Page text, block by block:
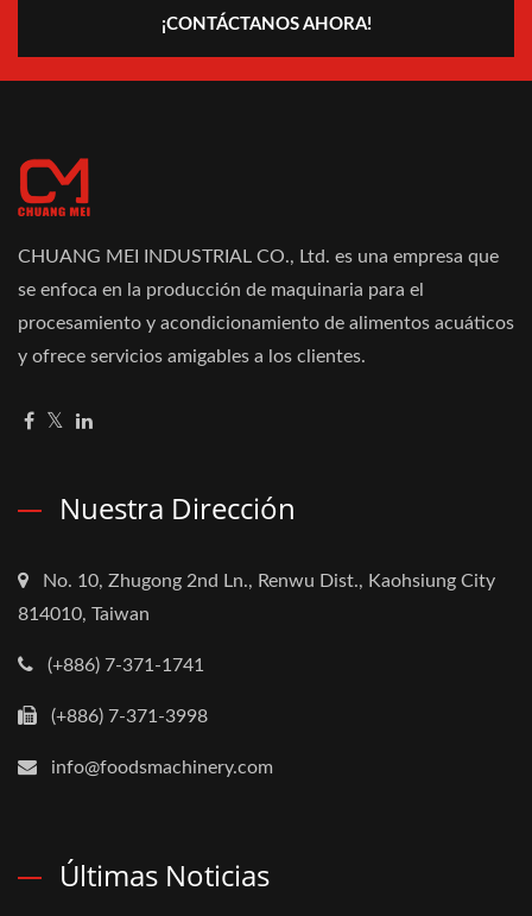
¡CONTÁCTANOS AHORA!
CHUANG MEI INDUSTRIAL CO., Ltd. es una empresa que
se enfoca en la producción de maquinaria para el
procesamiento y acondicionamiento de alimentos acuáticos
y ofrece servicios amigables a los clientes.
Nuestra Dirección
No. 10, Zhugong 2nd Ln., Renwu Dist., Kaohsiung City
814010, Taiwan
(+886) 7-371-1741
(+886) 7-371-3998
info@foodsmachinery.com
Últimas Noticias